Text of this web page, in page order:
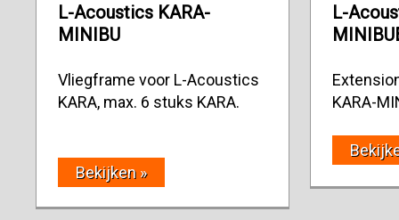
L-Acoustics KARA-
MINIBU
Vliegframe voor L-Acoustics
KARA, max. 6 stuks KARA.
Bekijken »
L-
KARA-